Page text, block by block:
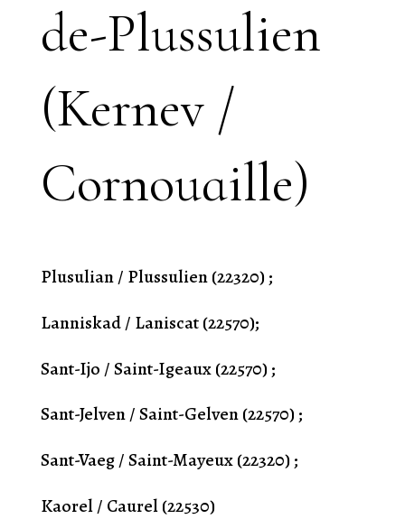
de-Plussulien
(Kernev /
Cornouaille)
Plusulian / Plussulien (22320) ;
Lanniskad / Laniscat (22570);
Sant-Ijo / Saint-Igeaux (22570) ;
Sant-Jelven / Saint-Gelven (22570) ;
Sant-Vaeg / Saint-Mayeux (22320) ;
Kaorel / Caurel (22530)